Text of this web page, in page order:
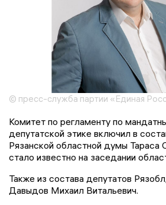
© пресс-служба партии «Единая
Комитет по регламенту по
депутатской этике включил в
Рязанской областной думы Тараса
стало известно на заседании
Также из состава депутатов
Давыдов Михаил Витальевич.